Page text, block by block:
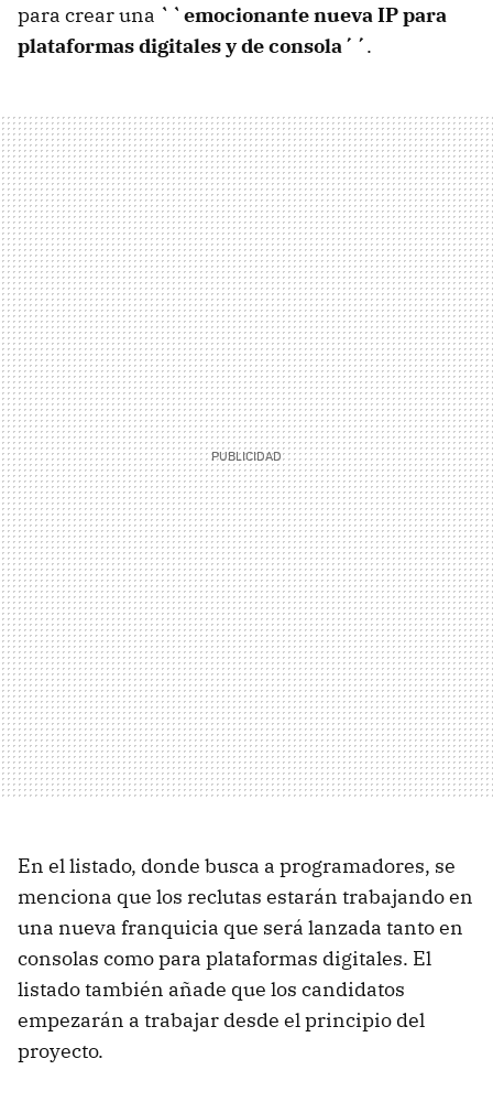
para crear una ``emocionante nueva IP para
plataformas digitales y de consola´´.
En el listado, donde busca a programadores, se
menciona que los reclutas estarán trabajando en
una nueva franquicia que será lanzada tanto en
consolas como para plataformas digitales. El
listado también añade que los candidatos
empezarán a trabajar desde el principio del
proyecto.